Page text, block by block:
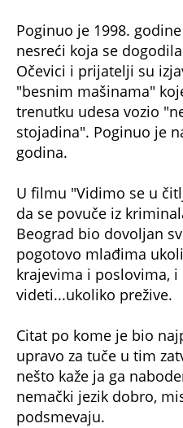
Poginuo je 1998.
nesreći koja se
Očevici i prijatelji su
"besnim mašinama"
trenutku udesa vozio
stojadina". Poginuo je
godina.
U filmu "Vidimo se u
da se povuče iz
Beograd bio dovoljan
pogotovo mlađima
krajevima i poslovima,
videti...ukoliko prežive.
Citat po kome je bio
upravo za tuče u tim
nešto kaže ja ga
nemački jezik dobro,
podsmevaju.